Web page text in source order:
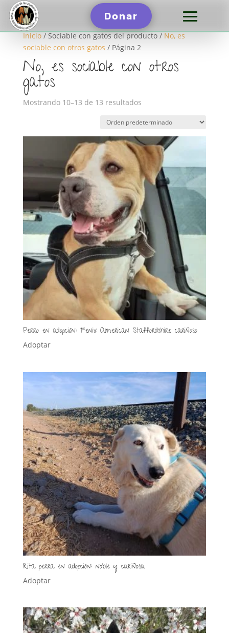
Donar
Inicio/ Sociable con gatos del producto /No, es
sociable con otros gatos / Página 2
No, es sociable con otros
gatos
Mostrando 10–13 de 13 resultados
Perro en adopción: Fenix American Staffordshire cariñoso
Adoptar
Rita perra en adopción: noble y cariñosa
Adoptar